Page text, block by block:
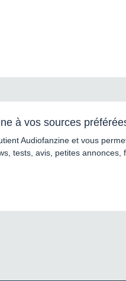
à vos sources
Audiofanzine et vous
tests, avis, petites annonces,